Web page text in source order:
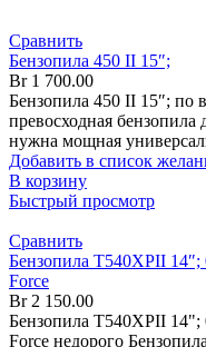
Сравнить
Бензопила 450 II 15″;
Br1 700.00
Бензопила 450 II 15″; по
превосходная бензопила
нужна мощная
Добавить в список
В корзину
Быстрый просмотр
Сравнить
Бензопила T540XPII
Force
Br2 150.00
Бензопила T540XPII
Force недорого